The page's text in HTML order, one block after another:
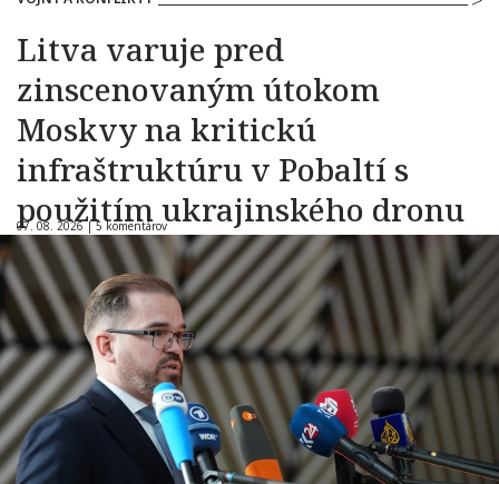
Litva varuje pred
zinscenovaným útokom
Moskvy na kritickú
infraštruktúru v Pobaltí s
použitím ukrajinského dronu
07. 08. 2026 |5 komentárov